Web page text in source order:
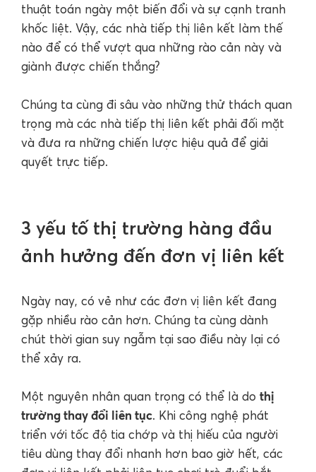
thuật toán ngày một biến đổi và sự cạnh tranh
khốc liệt. Vậy, các nhà tiếp thị liên kết làm thế
nào để có thể vượt qua những rào cản này và
giành được chiến thắng?
Chúng ta cùng đi sâu vào những thử thách quan
trọng mà các nhà tiếp thị liên kết phải đối mặt
và đưa ra những chiến lược hiệu quả để giải
quyết trực tiếp.
3 yếu tố thị trường hàng đầu
ảnh hưởng đến đơn vị liên kết
Ngày nay, có vẻ như các đơn vị liên kết đang
gặp nhiều rào cản hơn. Chúng ta cùng dành
chút thời gian suy ngẫm tại sao điều này lại có
thể xảy ra.
Một nguyên nhân quan trọng có thể là do thị
trường thay đổi liên tục. Khi công nghệ phát
triển với tốc độ tia chớp và thị hiếu của người
tiêu dùng thay đổi nhanh hơn bao giờ hết, các